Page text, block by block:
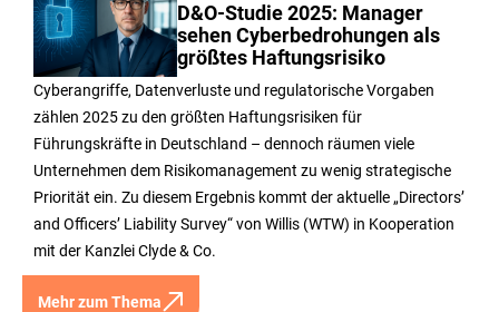
D&O-Studie 2025: Manager
sehen Cyberbedrohungen als
größtes Haftungsrisiko
Cyberangriffe, Datenverluste und regulatorische Vorgaben
zählen 2025 zu den größten Haftungsrisiken für
Führungskräfte in Deutschland – dennoch räumen viele
Unternehmen dem Risikomanagement zu wenig strategische
Priorität ein. Zu diesem Ergebnis kommt der aktuelle „Directors’
and Officers’ Liability Survey“ von Willis (WTW) in Kooperation
mit der Kanzlei Clyde & Co.
Mehr zum Thema